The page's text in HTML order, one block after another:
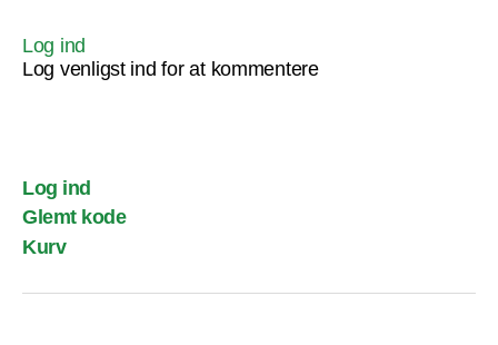
Log ind
Log venligst ind for at kommentere
Log ind
Glemt kode
Kurv